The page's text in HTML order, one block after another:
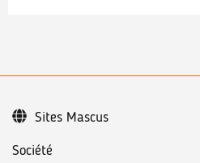
Société
Sites Mascus